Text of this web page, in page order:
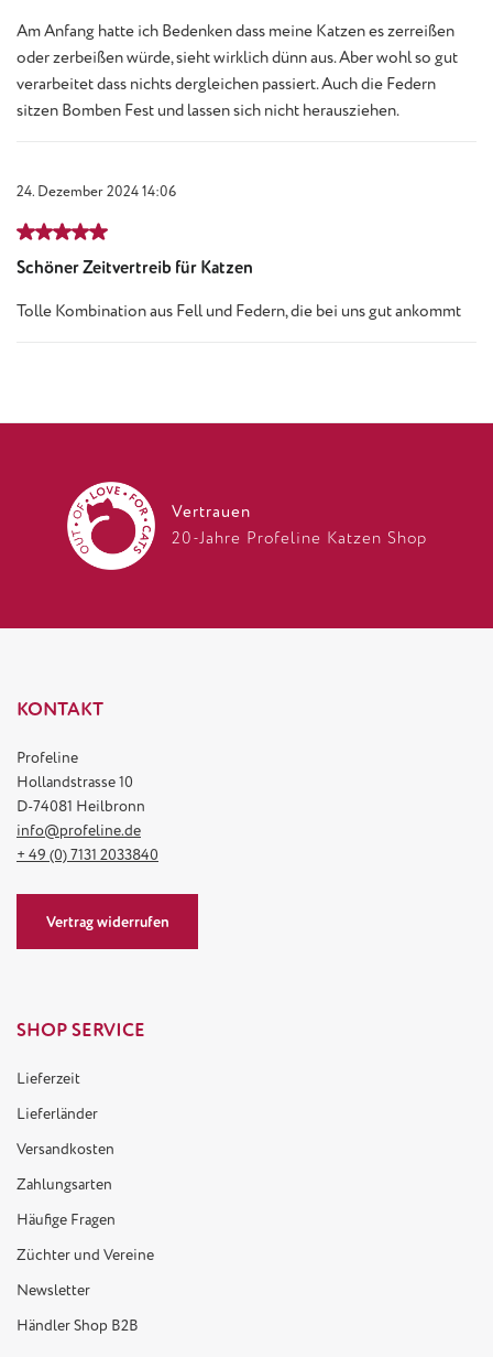
Am Anfang hatte ich Bedenken dass meine Katzen es zerreißen
oder zerbeißen würde, sieht wirklich dünn aus. Aber wohl so gut
verarbeitet dass nichts dergleichen passiert. Auch die Federn
sitzen Bomben Fest und lassen sich nicht herausziehen.
24. Dezember 2024 14:06
Bewertung mit 5 von 5 Sternen
Schöner Zeitvertreib für Katzen
Tolle Kombination aus Fell und Federn, die bei uns gut ankommt
Vertrauen
20-Jahre Profeline Katzen Shop
KONTAKT
Profeline
Hollandstrasse 10
D-74081 Heilbronn
info@profeline.de
+ 49 (0) 7131 2033840
Vertrag widerrufen
SHOP SERVICE
Lieferzeit
Lieferländer
Versandkosten
Zahlungsarten
Häufige Fragen
Züchter und Vereine
Newsletter
Händler Shop B2B